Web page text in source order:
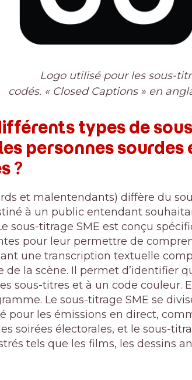
Logo utilisé pour les sous-
codés. « Closed Captions » en
types de
personnes sourdes
?
et malentendants) diffère du
à un public entendant
sous-titrage SME est conçu
pour leur permettre de
une transcription textuelle
de la scène. Il permet d’identifier
sous-titres et à un code couleur.
Le sous-titrage SME se
pour les émissions en direct,
soirées électorales, et le sous-
tels que les films, les dessins